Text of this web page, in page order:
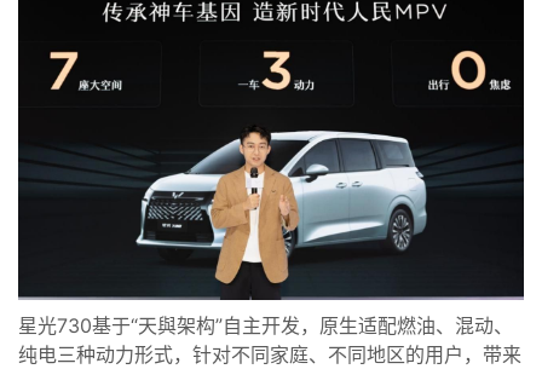
星光730基于“天與架构”自主开发，原生适配燃油、混动、
纯电三种动力形式，针对不同家庭、不同地区的用户，带来